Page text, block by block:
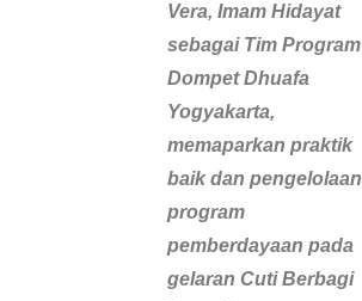
Vera, Imam Hidayat
sebagai Tim Program
Dompet Dhuafa
Yogyakarta,
memaparkan praktik
baik dan pengelolaan
program
pemberdayaan pada
gelaran Cuti Berbagi